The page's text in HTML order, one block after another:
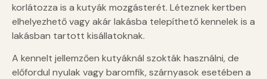
korlátozza is a kutyák mozgásterét. Léteznek kertben
elhelyezhető vagy akár lakásba telepíthető kennelek is a
lakásban tartott kisállatoknak.
A kennelt jellemzően kutyáknál szokták használni, de
előfordul nyulak vagy baromfik, szárnyasok esetében a